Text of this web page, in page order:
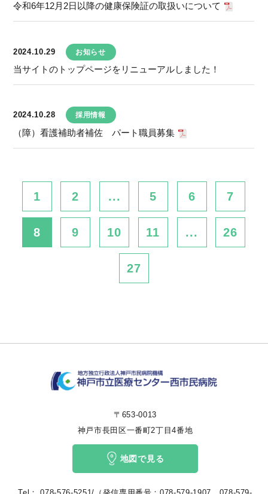
令和6年12月2日以降の健康保険証の取扱いについて
2024.10.29 お知らせ
当サイトのトップページをリニューアルしました！
2024.10.28 採用情報
（障）看護補助者補佐 パート職員募集
1 2 ... 5 6 7
8 9 10 11 ... 26
27
〒653-0013
神戸市長田区一番町2丁目4番地
地図で見る